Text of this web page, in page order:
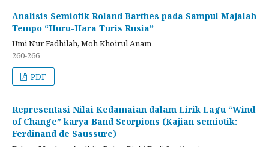
Analisis Semiotik Roland Barthes pada Sampul Majalah
Tempo “Huru-Hara Turis Rusia”
Umi Nur Fadhilah, Moh Khoirul Anam
260-266
PDF
Representasi Nilai Kedamaian dalam Lirik Lagu “Wind
of Change” karya Band Scorpions (Kajian semiotik:
Ferdinand de Saussure)